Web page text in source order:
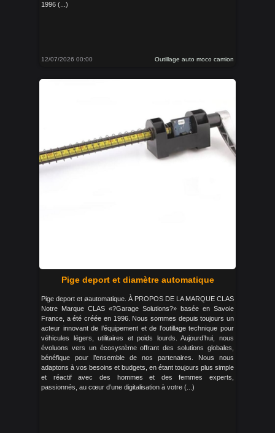
1996 (...)
12/07/2026 00:00 Outillage auto moco camion
Pige deport et diamètre automatique
Pige deport et øautomatique. À PROPOS DE LA MARQUE CLAS
Notre Marque CLAS «?Garage Solutions?» basée en Savoie
France, a été créée en 1996. Nous sommes depuis toujours un
acteur innovant de l’équipement et de l’outillage technique pour
véhicules légers, utilitaires et poids lourds. Aujourd’hui, nous
évoluons vers un écosystème offrant des solutions globales,
bénéfique pour l’ensemble de nos partenaires. Nous nous
adaptons à vos besoins et budgets, en étant toujours plus simple
et réactif avec des hommes et des femmes experts,
passionnés, au cœur d’une digitalisation à votre (...)